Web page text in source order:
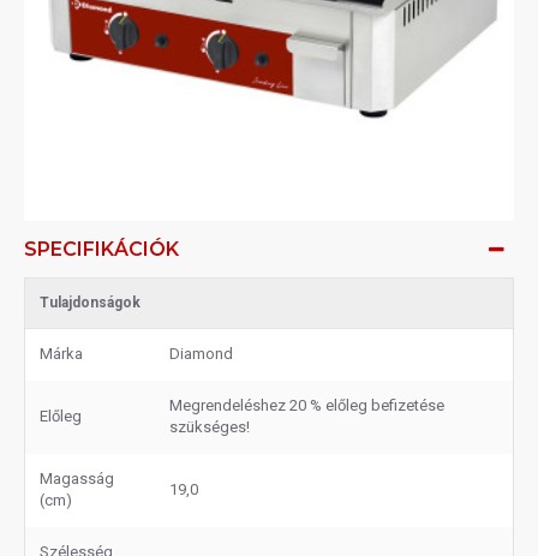
SPECIFIKÁCIÓK
Tulajdonságok
Márka Diamond
Előleg
Megrendeléshez 20 % előleg befizetése
szükséges!
Magasság
(cm)
19,0
Szélesség